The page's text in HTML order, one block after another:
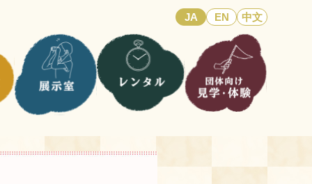
JA EN 中文